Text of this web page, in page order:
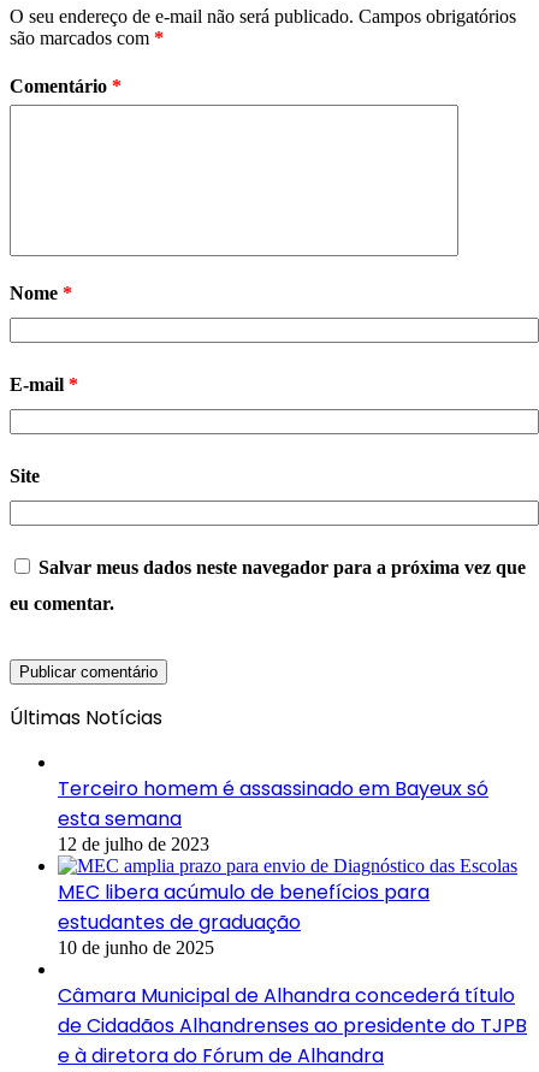
O seu endereço de e-mail não será publicado. Campos obrigatórios
são marcados com *
Comentário *
Nome *
E-mail *
Site
Salvar meus dados neste navegador para a próxima vez que
eu comentar.
Últimas Notícias
Terceiro homem é assassinado em Bayeux só
esta semana
12 de julho de 2023
MEC libera acúmulo de benefícios para
estudantes de graduação
10 de junho de 2025
Câmara Municipal de Alhandra concederá título
de Cidadãos Alhandrenses ao presidente do TJPB
e à diretora do Fórum de Alhandra